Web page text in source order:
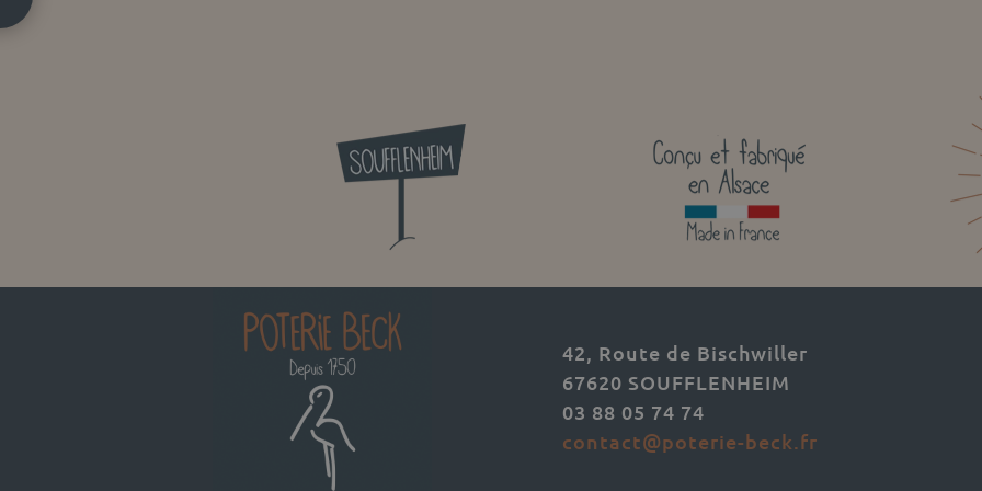
42, Route de Bischwiller
67620 SOUFFLENHEIM
03 88 05 74 74
contact@poterie-beck.fr